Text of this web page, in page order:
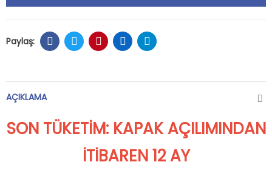
AÇIKLAMA
SON TÜKETİM: KAPAK AÇILIMINDAN
İTİBAREN 12 AY